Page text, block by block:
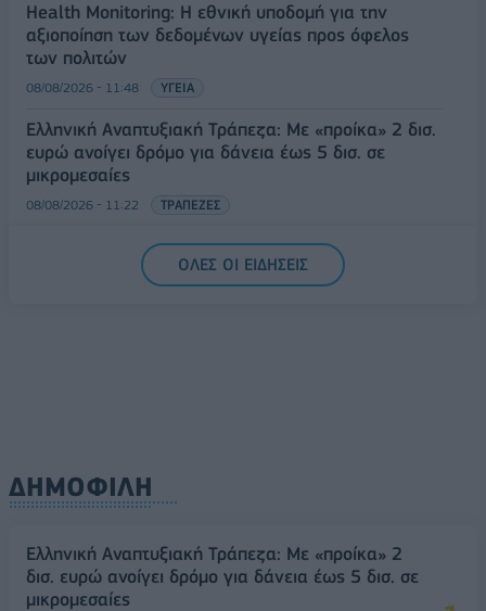
Health Monitoring: Η εθνική υποδομή για την
αξιοποίηση των δεδομένων υγείας προς όφελος
των πολιτών
08/08/2026 - 11:48 ΥΓΕΙΑ
Ελληνική Αναπτυξιακή Τράπεζα: Με «προίκα» 2 δισ.
ευρώ ανοίγει δρόμο για δάνεια έως 5 δισ. σε
μικρομεσαίες
08/08/2026 - 11:22 ΤΡΑΠΕΖΕΣ
5G παντού, 6G στον ορίζοντα: Πού βρίσκεται η
Ελλάδα στη μεγάλη τεχνολογική μετάβαση
ΟΛΕΣ ΟΙ ΕΙΔΗΣΕΙΣ
ΔΗΜΟΦΙΛΗ
Ελληνική Αναπτυξιακή Τράπεζα: Με «προίκα» 2
δισ. ευρώ ανοίγει δρόμο για δάνεια έως 5 δισ. σε
μικρομεσαίες